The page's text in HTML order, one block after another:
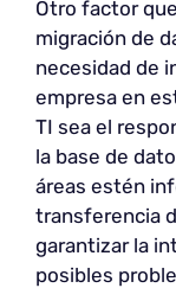
Otro factor
migración de
necesidad de
empresa en
TI sea el
la base de
áreas estén
transferencia
garantizar la
posibles